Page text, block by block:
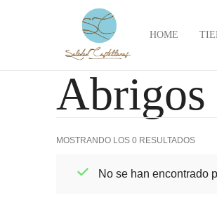
HOME
Abrigos
MOSTRANDO LOS 0 RESULTADOS
No se han encontrado